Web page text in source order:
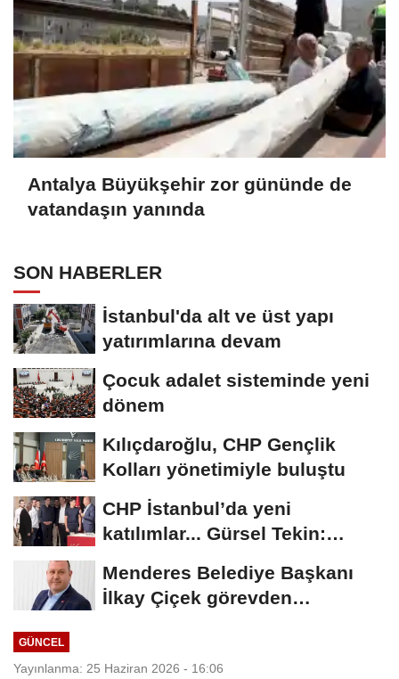
Antalya Büyükşehir zor gününde de
vatandaşın yanında
SON HABERLER
İstanbul'da alt ve üst yapı
yatırımlarına devam
Çocuk adalet sisteminde yeni
dönem
Kılıçdaroğlu, CHP Gençlik
Kolları yönetimiyle buluştu
CHP İstanbul’da yeni
katılımlar... Gürsel Tekin:
Menderes Belediye Başkanı
İlkay Çiçek görevden
GÜNCEL
Yayınlanma: 25 Haziran 2026 - 16:06